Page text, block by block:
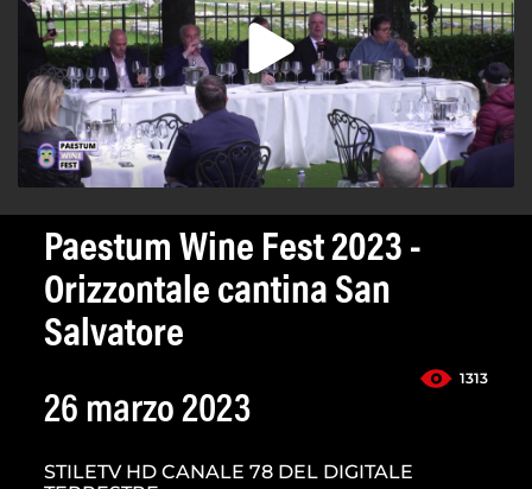
Paestum Wine Fest 2023 -
Orizzontale cantina San
Salvatore
1313
26 marzo 2023
STILETV HD CANALE 78 DEL DIGITALE